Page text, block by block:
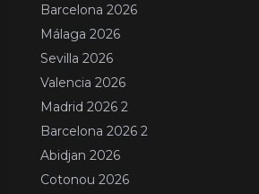
Barcelona 2026
Málaga 2026
Sevilla 2026
Valencia 2026
Madrid 2026 2
Barcelona 2026 2
Abidjan 2026
Cotonou 2026